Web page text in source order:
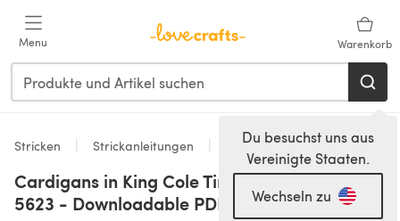
Menu Warenkorb
Du besuchst uns aus
Vereinigte Staaten.
Wechseln zu
Stricken Strickanleitungen Strickjacken
Cardigans in King Cole Timeless Chunky -
5623 - Downloadable PDF